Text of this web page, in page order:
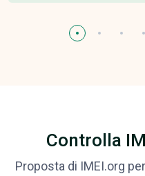
Controlla
Proposta di IMEI.org